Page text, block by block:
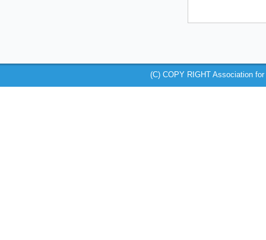
(C) COPY RIGHT Association